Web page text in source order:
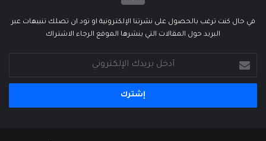
في حال كنت ترغب بالحصول على نشرتنا الإلكترونية او تود ان تصلك تنبيهات عبر
البريد حول المقالات التي ينشرها الموقع الرجاء الاشتراك
بريدك
الإلكتروني